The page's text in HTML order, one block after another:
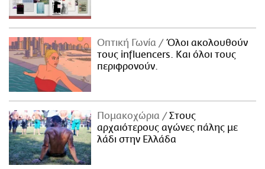
Οπτική Γωνία
Όλοι ακολουθούν
τους influencers. Και όλοι τους
περιφρονούν.
Πομακοχώρια
Στους
αρχαιότερους αγώνες πάλης με
λάδι στην Ελλάδα